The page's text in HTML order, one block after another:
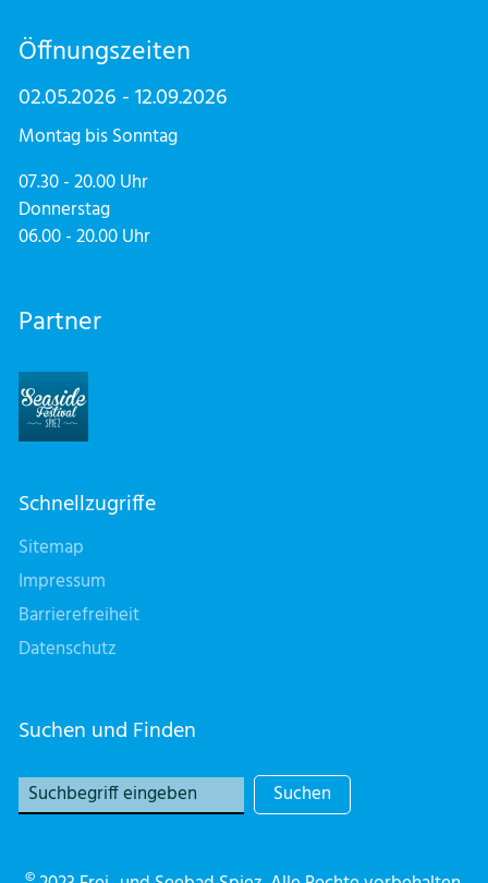
Öffnungszeiten
02.05.2026 - 12.09.2026
Montag bis Sonntag
07.30 - 20.00 Uhr
Donnerstag
06.00 - 20.00 Uhr
Partner
Schnellzugriffe
Sitemap
Impressum
Barrierefreiheit
Datenschutz
Suchen und Finden
Suchen
©